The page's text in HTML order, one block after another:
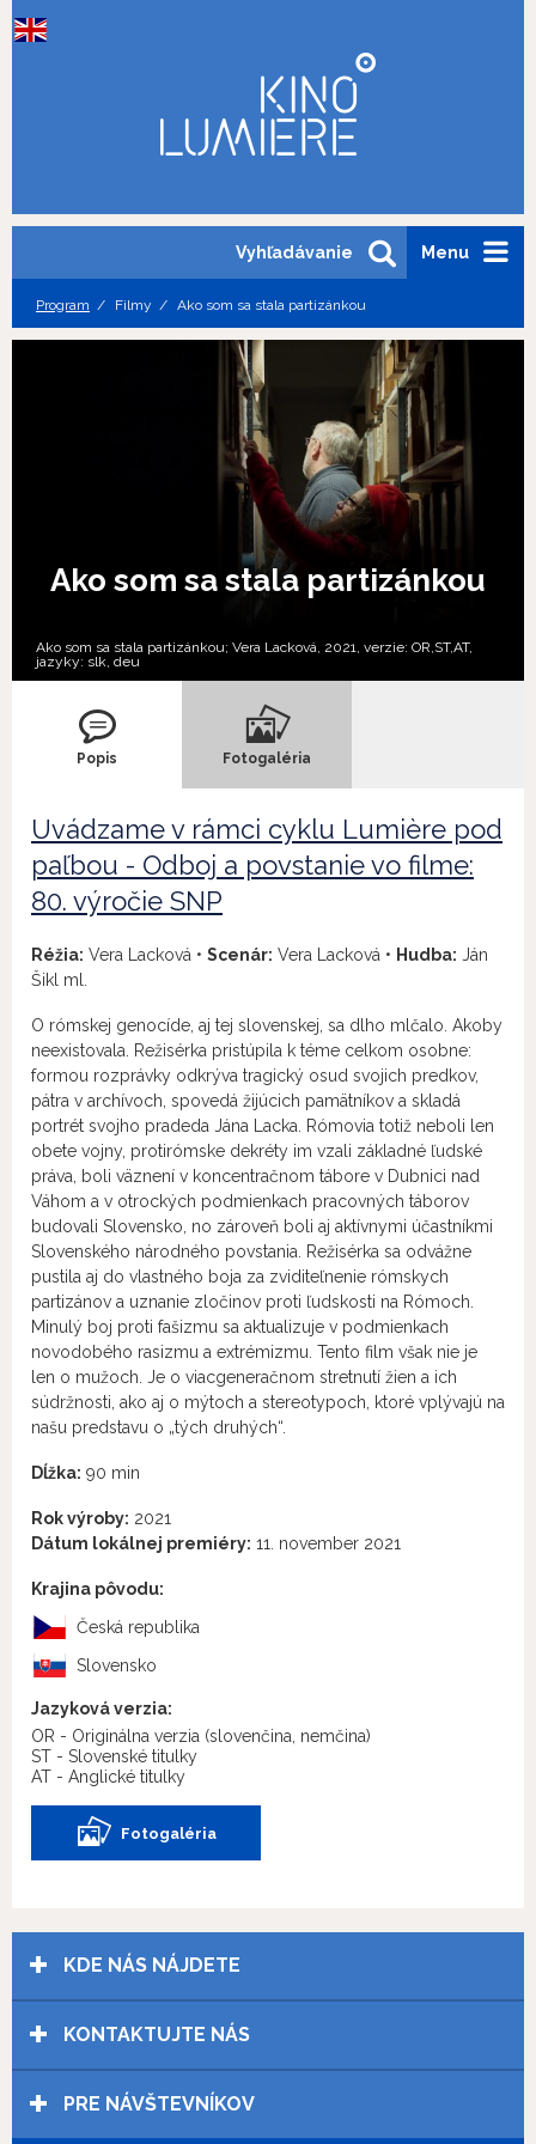
Menu
Vyhľadávanie
Program Filmy Ako som sa stala partizánkou
Ako som sa stala partizánkou
Ako som sa stala partizánkou; Vera Lacková, 2021, verzie: OR, ST,AT,
jazyky: slk deu
Popis Fotogaléria
Uvádzame v rámci cyklu Lumière pod
paľbou - Odboj a povstanie vo filme:
80. výročie SNP
Réžia: Vera Lacková • Scenár: Vera Lacková • Hudba: Ján
Šikl ml.
O rómskej genocíde, aj tej slovenskej, sa dlho mlčalo. Akoby
neexistovala. Režisérka pristúpila k téme celkom osobne:
formou rozprávky odkrýva tragický osud svojich predkov,
pátra v archívoch, spovedá žijúcich pamätníkov a skladá
portrét svojho pradeda Jána Lacka. Rómovia totiž neboli len
obete vojny, protirómske dekréty im vzali základné ľudské
práva, boli väznení v koncentračnom tábore v Dubnici nad
Váhom a v otrockých podmienkach pracovných táborov
budovali Slovensko, no zároveň boli aj aktívnymi účastníkmi
Slovenského národného povstania. Režisérka sa odvážne
pustila aj do vlastného boja za zviditeľnenie rómskych
partizánov a uznanie zločinov proti ľudskosti na Rómoch.
Minulý boj proti fašizmu sa aktualizuje v podmienkach
novodobého rasizmu a extrémizmu. Tento film však nie je
len o mužoch. Je o viacgeneračnom stretnutí žien a ich
súdržnosti, ako aj o mýtoch a stereotypoch, ktoré vplývajú na
našu predstavu o „tých druhých“.
Dĺžka: 90 min
Rok výroby: 2021
Dátum lokálnej premiéry: 11. november 2021
Krajina pôvodu:
Česká republika
Slovensko
Jazyková verzia:
OR - Originálna verzia (slovenčina, nemčina)
ST - Slovenské titulky
AT - Anglické titulky
Fotogaléria
KDE NÁS NÁJDETE
KONTAKTUJTE NÁS
PRE NÁVŠTEVNÍKOV